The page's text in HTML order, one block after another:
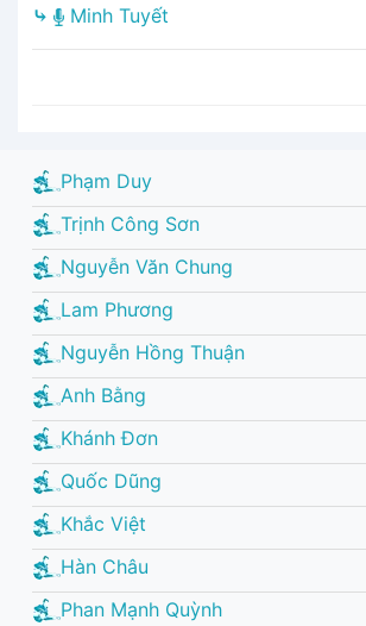
⤷ Minh Tuyết
Phạm Duy
Trịnh Công Sơn
Nguyễn Văn Chung
Lam Phương
Nguyễn Hồng Thuận
Anh Bằng
Khánh Đơn
Quốc Dũng
Khắc Việt
Hàn Châu
Phan Mạnh Quỳnh